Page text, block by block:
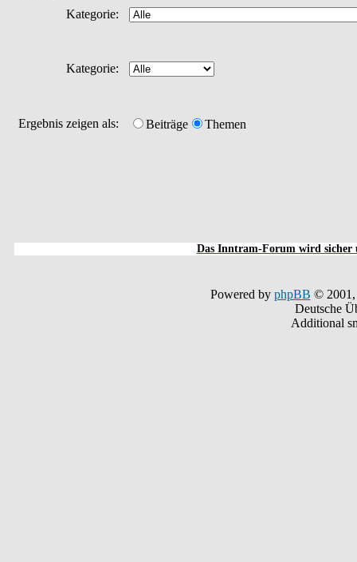
Kategorie:
Kategorie:
Ergebnis zeigen als: Beiträge Themen
Das Inntram-Forum wird sicher
Powered by phpBB © 2001,
Deutsche
Additional